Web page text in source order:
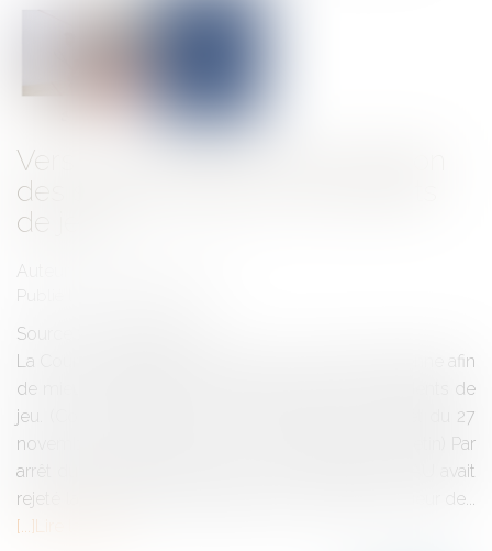
Vers une meilleure indemnisation
des sportifs victimes d'accidents
de jeu ?
Auteur : MICHELOT Nicolas
Publié le :
Source :
La Cour de cassation continue son œuvre prétorienne afin
de mieux indemniser les sportifs victimes d'accidents de
jeu. (Cour de Cassation 2ème chambre civile, arrêt du 27
novembre 2025, pourvoi 24-12.045, publié au bulletin) Par
arrêt du 19 décembre 2023, la Cour d'Appel de PAU avait
rejeté la demande indemnitaire de notre client, joueur de...
Lire la suite